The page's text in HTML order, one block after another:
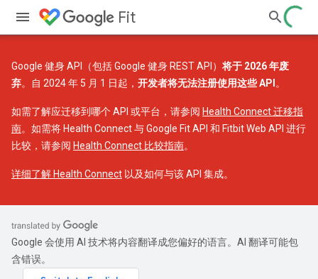
Fit
Google 健身 API（包括 Google 健身 REST API） 将于 2026 年废
弃。自 2024 年 5 月 1 日起， 开发者将无法注册使用这些 API 。
如需了解应迁移到哪个 API 或平台，请参阅 Health Connect 迁移指
南。如需将 Health Connect 与 Google Fit API 和 Fitbit Web API 进行
比较，请参阅 Health Connect 比较指南。
详细了解 Health Connect 以及如何与该 API 集成。
Google 会使用 AI 技术将内容翻译成您偏好的语言。AI 翻译可能包
含错误。